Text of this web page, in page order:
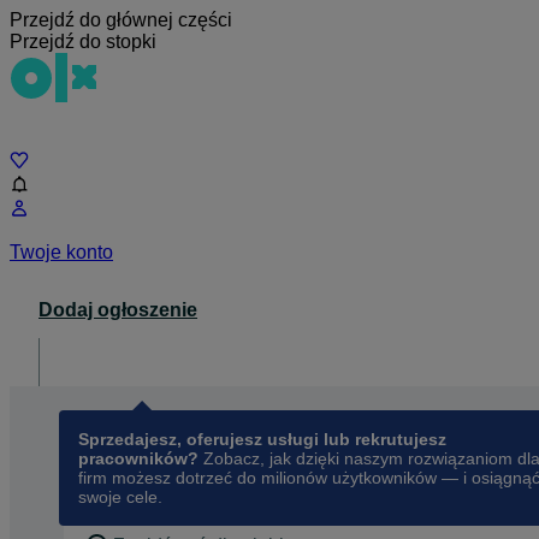
Przejdź do głównej części
Przejdź do stopki
Twoje konto
Dodaj ogłoszenie
Sprzedajesz, oferujesz usługi lub rekrutujesz
pracowników? Zobacz, jak dzięki naszym rozwiązaniom dla
firm możesz dotrzeć do milionów użytkowników — i osiągnąć
swoje cele.